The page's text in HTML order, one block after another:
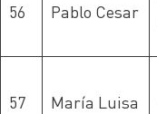
56 Pablo Cesar
57 María Luisa